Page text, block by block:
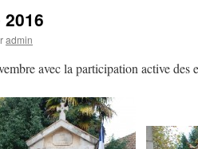
admin
avec la participation active des